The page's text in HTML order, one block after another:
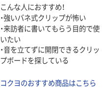
こんな人におすすめ！
・強いバネ式クリップが怖い
・来訪者に書いてもらう目的で使
いたい
・音を立てずに開閉できるクリッ
プボードを探している
コクヨのおすすめ商品はこちら